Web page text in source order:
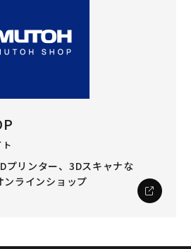
プリンター、3Dスキャナな
ンラインショップ